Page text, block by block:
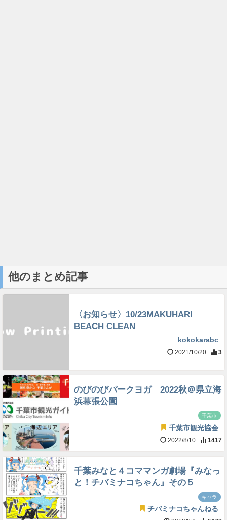
他のまとめ記事
〈お知らせ〉10/23MAKUHARI
BEACH CLEAN
kokokarabc
2021/10/20 3
のびのびパークヨガ 2022秋＠県立海
浜幕張公園
千葉市
千葉市観光協会
2022/8/10 1417
千葉みなと４コママンガ劇場『みなっ
と！チバミナコちゃん』その５
キャラ
チバミナコちゃんねる